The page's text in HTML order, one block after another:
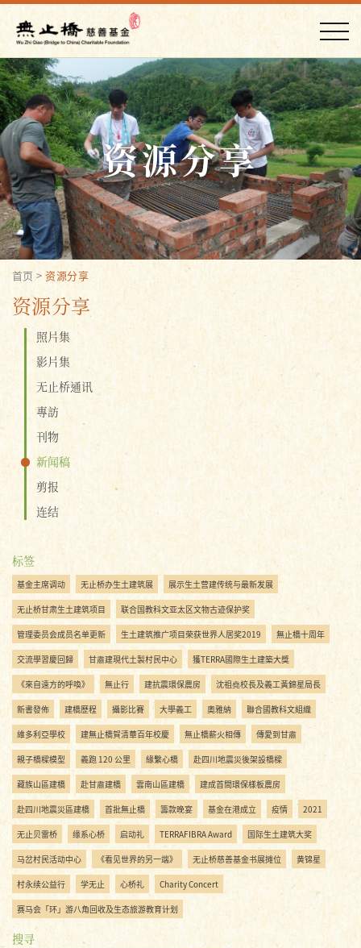
资源分享
首页 >资源分享
资源分享
照片集
影片集
无止桥通讯
專訪
刊物
新闻稿
剪报
连结
标签
基金主席调动 无止桥办生土建筑展 展示生土营建传统与最新发展
无止桥甘肃生土建筑项目 联合国教科文亚太区文物古迹保护奖
管理委员会成员名单更新 生土建筑推广项目荣获世界人居奖2019 無止橋十周年
交流學習慶回歸 甘肅建現代土製村民中心 獲TERRA國際生土建築大獎
《來自遠方的呼喚》 無止行 建抗震環保農房 沈祖堯校長及義工黃錦星局長
新書發佈 建橋歷程 攝影比賽 大學義工 奧雅納 聯合國教科文組織
維多利亞學校 建無止橋賀清華百年校慶 無止橋薪火相傳 傳愛到甘肅
親子橋樑模型 義跑 120 公里 緣繫心橋 赴四川地震災後架設橋樑
藏族山區建橋 赴甘肅建橋 雲南山區建橋 建成首間環保樣板農房
赴四川地震災區建橋 首批無止橋 籌款晚宴 基金在港成立 疫情 2021
无止贝雷桥 缘系心桥 启动礼 TERRAFIBRA Award 国际生土建筑大奖
马岔村民活动中心 《看见世界的另一端》 无止桥慈善基金书展摊位 黄锦星
村永续公益行 学无止 心桥礼 Charity Concert
赛马会「环」游八角回收及生态旅游教育计划
搜寻